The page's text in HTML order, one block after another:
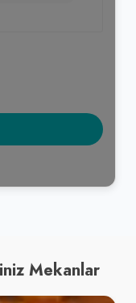
Mekanlar